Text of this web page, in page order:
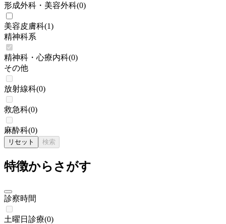
形成外科・美容外科(0)
美容皮膚科(1)
精神科系
精神科・心療内科(0)
その他
放射線科(0)
救急科(0)
麻酔科(0)
リセット 検索
特徴からさがす
診察時間
土曜日診療(0)